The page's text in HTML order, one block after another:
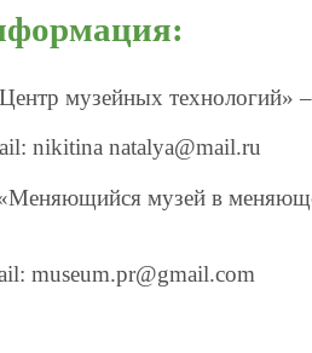
музейных технологий»
nikitina natalya@mail.ru
музей в
museum.pr@gmail.com